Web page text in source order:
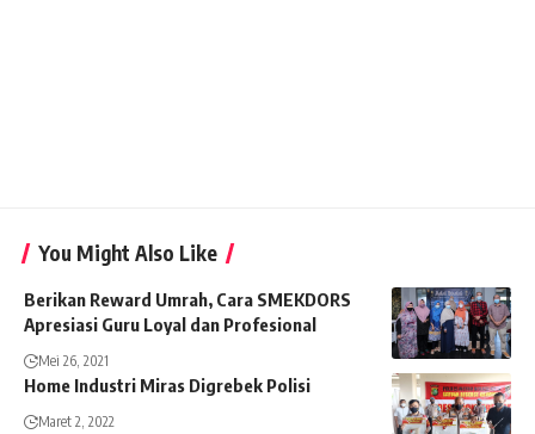
You Might Also Like
Berikan Reward Umrah, Cara SMEKDORS
Apresiasi Guru Loyal dan Profesional
Mei 26, 2021
Home Industri Miras Digrebek Polisi
Maret 2, 2022